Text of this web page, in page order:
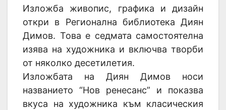
Изложба живопис, графика и дизайн
откри в Регионална библиотека Диян
Димов. Това е седмата самостоятелна
изява на художника и включва творби
от няколко десетилетия.
Изложбата на Диян Димов носи
названието “Нов ренесанс” и показва
вкуса на художника към класическия